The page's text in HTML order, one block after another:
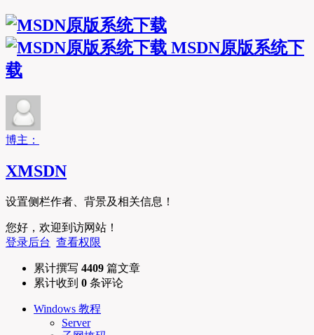
MSDN原版系统下
载
博主：
XMSDN
设置侧栏作者、背景及相关信息！
您好，欢迎到访网站！
登录后台 查看权限
累计撰写 4409 篇文章
累计收到 0 条评论
Windows 教程
Server